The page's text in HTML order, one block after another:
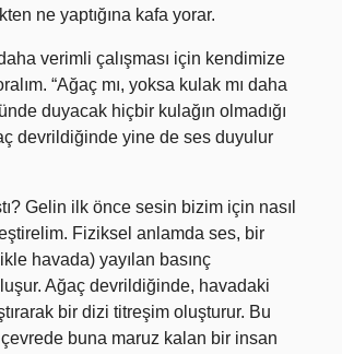
ne yaptığına kafa yorar.
daha verimli çalışması için kendimize
“Ağaç mı, yoksa kulak mı daha
duyacak hiçbir kulağın olmadığı
devrildiğinde yine de ses duyulur
Gelin ilk önce sesin bizim için nasıl
Fiziksel anlamda ses, bir
havada) yayılan basınç
Ağaç devrildiğinde, havadaki
bir dizi titreşim oluşturur. Bu
buna maruz kalan bir insan